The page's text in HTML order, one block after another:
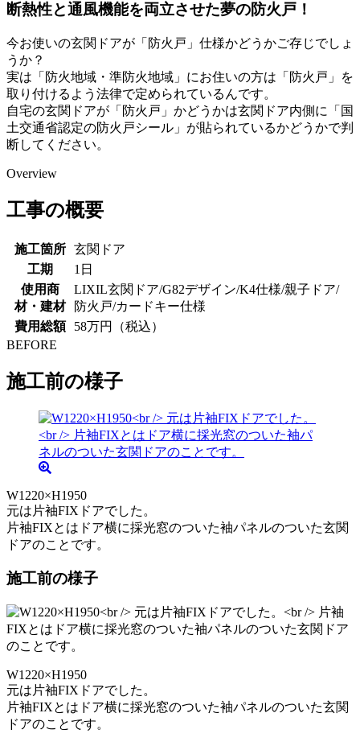
断熱性と通風機能を両立させた夢の防火戸！
今お使いの玄関ドアが「防火戸」仕様かどうかご存じでしょ
うか？
実は「防火地域・準防火地域」にお住いの方は「防火戸」を
取り付けるよう法律で定められているんです。
自宅の玄関ドアが「防火戸」かどうかは玄関ドア内側に「国
土交通省認定の防火戸シール」が貼られているかどうかで判
断してください。
Overview
工事の概要
施工箇所
玄関ドア
工期
1日
使用商
材・建材
LIXIL玄関ドア/G82デザイン/K4仕様/親子ドア/
防火戸/カードキー仕様
費用総額
58万円（税込）
BEFORE
施工前の様子
W1220×H1950
元は片袖FIXドアでした。
片袖FIXとはドア横に採光窓のついた袖パネルのついた玄関
ドアのことです。
施工前の様子
W1220×H1950
元は片袖FIXドアでした。
片袖FIXとはドア横に採光窓のついた袖パネルのついた玄関
ドアのことです。